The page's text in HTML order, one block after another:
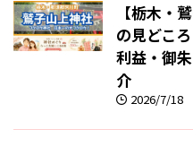
【栃木・
の見どこ
利益・御
介
2026/7/18